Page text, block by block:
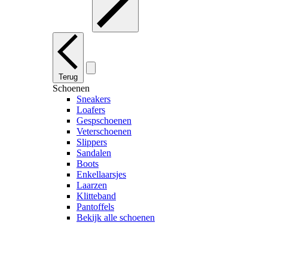
Terug
Schoenen
Sneakers
Loafers
Gespschoenen
Veterschoenen
Slippers
Sandalen
Boots
Enkellaarsjes
Laarzen
Klitteband
Pantoffels
Bekijk alle schoenen